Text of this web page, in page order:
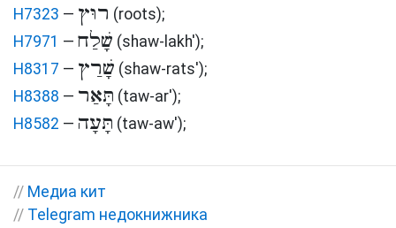
H7323 — רוּץ (roots);
H7971 — שָׁלַח (shaw-lakh');
H8317 — שָׁרַץ (shaw-rats');
H8388 — תָּאַר (taw-ar');
H8582 — תָּעָה (taw-aw');
// Медиа кит
// Telegram недокнижника